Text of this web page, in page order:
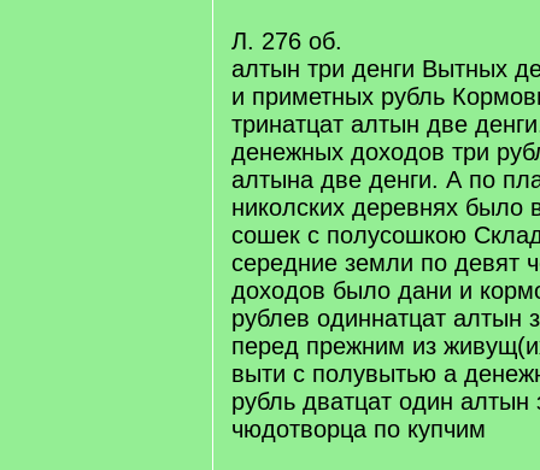
Л. 276 об.
алтын три денги Вытных
и приметных рубль
тринатцат алтын две
денежных доходов три
алтына две денги. А по
николских деревнях
сошек с полусошкою
середние земли по девят
доходов было дани и
рублев одиннатцат алтын
перед прежним из
выти с полувытью а
рубль дватцат один
чюдотворца по купчим